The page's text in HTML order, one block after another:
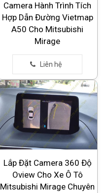
Camera Hành Trình Tích
Hợp Dẫn Đường Vietmap
A50 Cho Mitsubishi
Mirage
Lắp Đặt Camera 360 Độ
Oview Cho Xe Ô Tô
Mitsubishi Mirage Chuyên